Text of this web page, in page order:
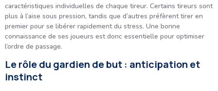
caractéristiques individuelles de chaque tireur. Certains tireurs sont
plus à l’aise sous pression, tandis que d’autres préfèrent tirer en
premier pour se libérer rapidement du stress. Une bonne
connaissance de ses joueurs est donc essentielle pour optimiser
l’ordre de passage.
Le rôle du gardien de but : anticipation et
instinct